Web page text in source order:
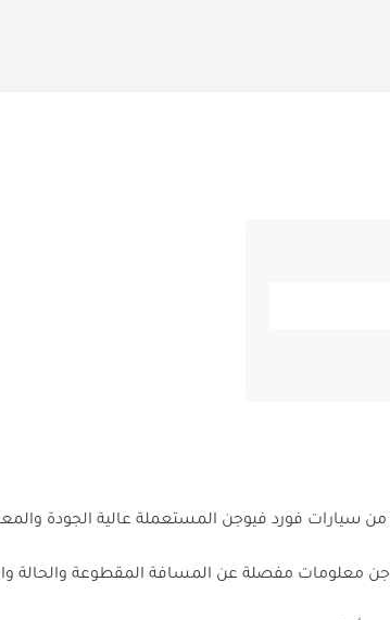
سيارات فورد فيوجن المستعملة عالية الجودة
فيوجن معلومات مفصلة عن المسافة المقطوعة